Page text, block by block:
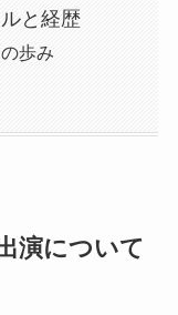
と経歴
歩み
演について